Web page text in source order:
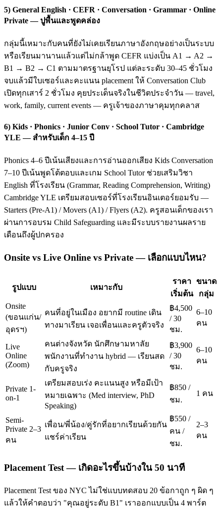
5) General English · CEFR · Conversation · Grammar · Online
Private — ปูพื้นและพูดคล่อง
กลุ่มนี้เหมาะกับคนที่ยังไม่เคยเรียนภาษาอังกฤษอย่างเป็นระบบ
หรือเรียนมานานแล้วแต่ไม่กล้าพูด CEFR แบ่งเป็น A1 → A2 →
B1 → B2 → C1 ตามมาตรฐานยุโรป แต่ละระดับ 30–45 ชั่วโมง
จบแล้วมีใบเซอร์และคะแนน placement ให้ Conversation Club
เปิดทุกเสาร์ 2 ชั่วโมง คุยประเด็นจริงในชีวิตประจำวัน — travel,
work, family, current events — ครูเจ้าของภาษาคุมทุกคลาส
6) Kids · Phonics · Junior Conv · School Tutor · Cambridge
YLE — สำหรับเด็ก 4–15 ปี
Phonics 4–6 ปีเน้นเสียงและการอ่านออกเสียง Kids Conversation
7–10 ปีเน้นพูดโต้ตอบและเกม School Tutor ช่วยเสริมวิชา
English ที่โรงเรียน (Grammar, Reading Comprehension, Writing)
Cambridge YLE เตรียมสอบเซอร์ที่โรงเรียนอินเตอร์ยอมรับ —
Starters (Pre-A1) / Movers (A1) / Flyers (A2). ครูสอนเด็กของเรา
ผ่านการอบรม Child Safeguarding และมีระบบรายงานผลราย
เดือนถึงผู้ปกครอง
Onsite vs Live Online vs Private — เลือกแบบไหน?
รูปแบบ เหมาะกับ
ราคา
เริ่มต้น
ขนาด
กลุ่ม
Onsite
(ขอนแก่น/
อุดรฯ)
คนที่อยู่ในเมือง อยากมี routine เดิน
ทางมาเรียน เจอเพื่อนและครูตัวจริง
฿4,500
/ 30
ชม.
6–10
คน
Live
Online
(Zoom)
คนต่างจังหวัด นักศึกษามหาลัย
พนักงานที่ทำงาน hybrid — เรียนสด
กับครูจริง
฿3,900
/ 30
ชม.
6–10
คน
Private 1-
on-1
เตรียมสอบเร่ง คะแนนสูง หรือมีเป้า
หมายเฉพาะ (Med interview, PhD
Speaking)
฿850 /
ชม.
1 คน
Semi-
Private 2–3
คน
เพื่อน/พี่น้อง/คู่รักที่อยากเรียนด้วยกัน
แชร์ค่าเรียน
฿550 /
คน /
ชม.
2–3
คน
Placement Test — เกิดอะไรขึ้นบ้างใน 50 นาที
Placement Test ของ NYC ไม่ใช่แบบทดสอบ 20 ข้อกาถูก ๆ ผิด ๆ
แล้วให้คำตอบว่า "คุณอยู่ระดับ B1" เราออกแบบเป็น 4 พาร์ต